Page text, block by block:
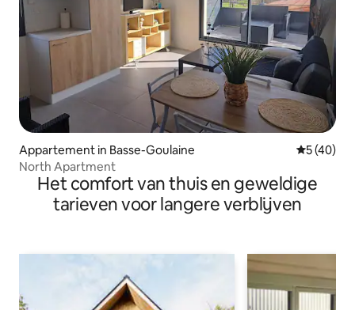
Appartement in Basse-Goulaine
5 (40)
North Apartment
Het comfort van thuis en geweldige
tarieven voor langere verblijven